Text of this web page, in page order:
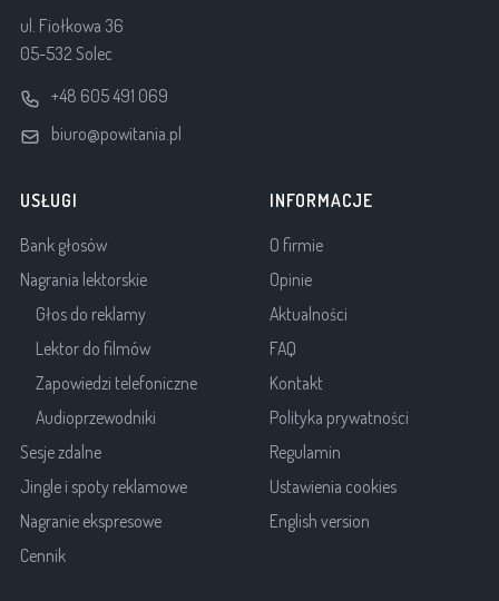
ul. Fiołkowa 36
05-532 Solec
+48 605 491 069
biuro@powitania.pl
USŁUGI
Bank głosów
Nagrania lektorskie
Głos do reklamy
Lektor do filmów
Zapowiedzi telefoniczne
Audioprzewodniki
Sesje zdalne
Jingle i spoty reklamowe
Nagranie ekspresowe
Cennik
INFORMACJE
O firmie
Opinie
Aktualności
FAQ
Kontakt
Polityka prywatności
Regulamin
Ustawienia cookies
English version